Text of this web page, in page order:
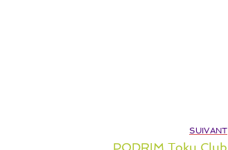
SUIVANT
PODRIM Toku Club